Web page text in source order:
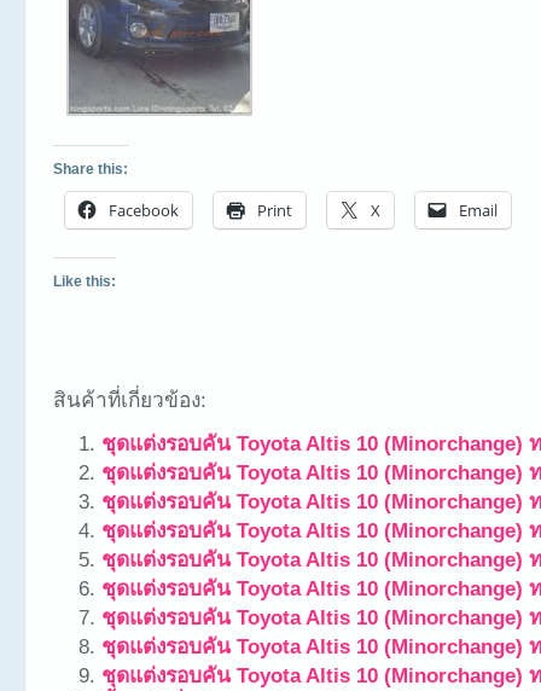
Share this:
Facebook Print X Email
Like this:
สินค้าที่เกี่ยวข้อง:
ชุดแต่งรอบคัน Toyota Altis 10 (Minorchange) ท
ชุดแต่งรอบคัน Toyota Altis 10 (Minorchange) ท
ชุดแต่งรอบคัน Toyota Altis 10 (Minorchange) ท
ชุดแต่งรอบคัน Toyota Altis 10 (Minorchange) ท
ชุดแต่งรอบคัน Toyota Altis 10 (Minorchange) ท
ชุดแต่งรอบคัน Toyota Altis 10 (Minorchange) ท
ชุดแต่งรอบคัน Toyota Altis 10 (Minorchange) ท
ชุดแต่งรอบคัน Toyota Altis 10 (Minorchange)
ชุดแต่งรอบคัน Toyota Altis 10 (Minorchange)